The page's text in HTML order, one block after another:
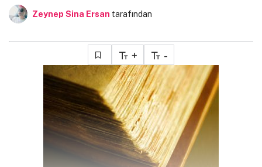
Zeynep Sina Ersan tarafından
+ -